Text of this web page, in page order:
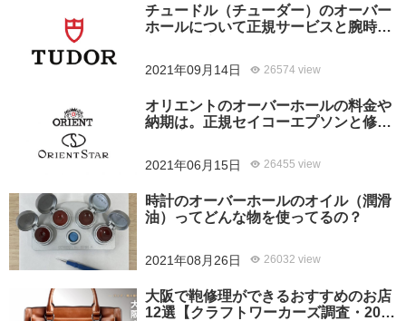
チュードル（チューダー）のオーバー
ホールについて正規サービスと腕時計
2021年09月14日 26574 view
オリエントのオーバーホールの料金や
納期は。正規セイコーエプソンと修理
2021年06月15日 26455 view
時計のオーバーホールのオイル（潤滑
油）ってどんな物を使ってるの？
2021年08月26日 26032 view
大阪で鞄修理ができるおすすめのお店
12選【クラフトワーカーズ調査・2026